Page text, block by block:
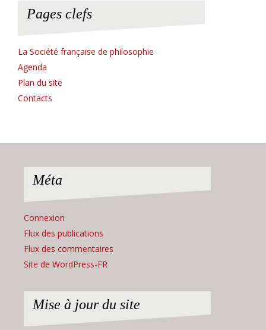
Pages clefs
La Société française de philosophie
Agenda
Plan du site
Contacts
Méta
Connexion
Flux des publications
Flux des commentaires
Site de WordPress-FR
Mise à jour du site